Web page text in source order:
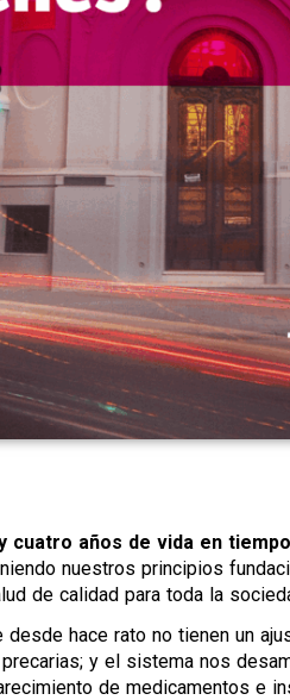
cuatro años de vida en
nuestros principios
de calidad para toda la
hace rato no tienen un
y el sistema nos
de medicamentos e